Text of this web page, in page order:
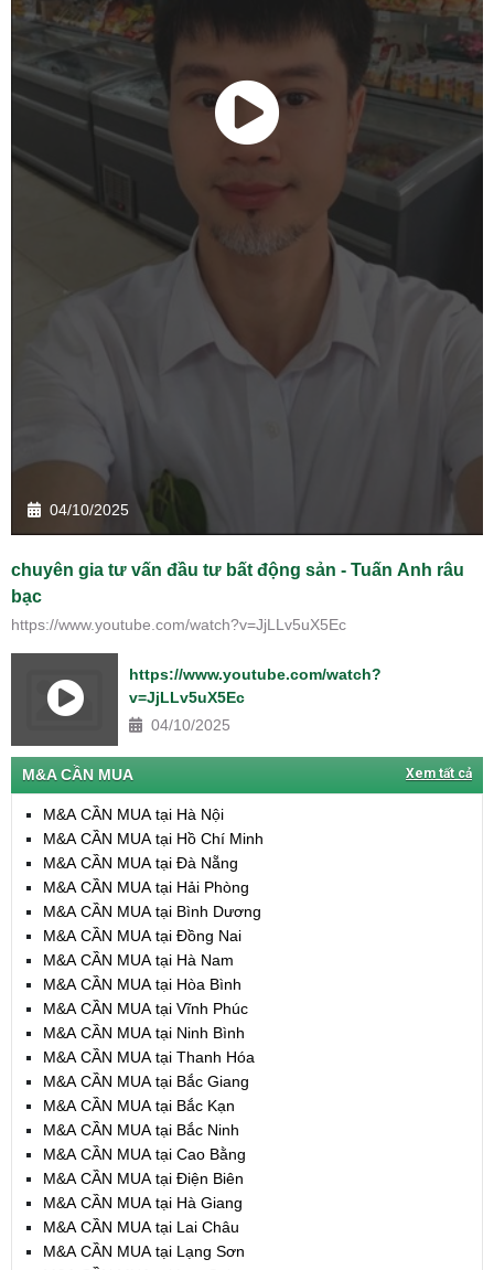
04/10/2025
chuyên gia tư vấn đầu tư bất động sản - Tuấn Anh râu
bạc
https://www.youtube.com/watch?v=JjLLv5uX5Ec
https://www.youtube.com/watch?
v=JjLLv5uX5Ec
04/10/2025
M&A CẦN MUA Xem tất cả
M&A CẦN MUA tại Hà Nội
M&A CẦN MUA tại Hồ Chí Minh
M&A CẦN MUA tại Đà Nẵng
M&A CẦN MUA tại Hải Phòng
M&A CẦN MUA tại Bình Dương
M&A CẦN MUA tại Đồng Nai
M&A CẦN MUA tại Hà Nam
M&A CẦN MUA tại Hòa Bình
M&A CẦN MUA tại Vĩnh Phúc
M&A CẦN MUA tại Ninh Bình
M&A CẦN MUA tại Thanh Hóa
M&A CẦN MUA tại Bắc Giang
M&A CẦN MUA tại Bắc Kạn
M&A CẦN MUA tại Bắc Ninh
M&A CẦN MUA tại Cao Bằng
M&A CẦN MUA tại Điện Biên
M&A CẦN MUA tại Hà Giang
M&A CẦN MUA tại Lai Châu
M&A CẦN MUA tại Lạng Sơn